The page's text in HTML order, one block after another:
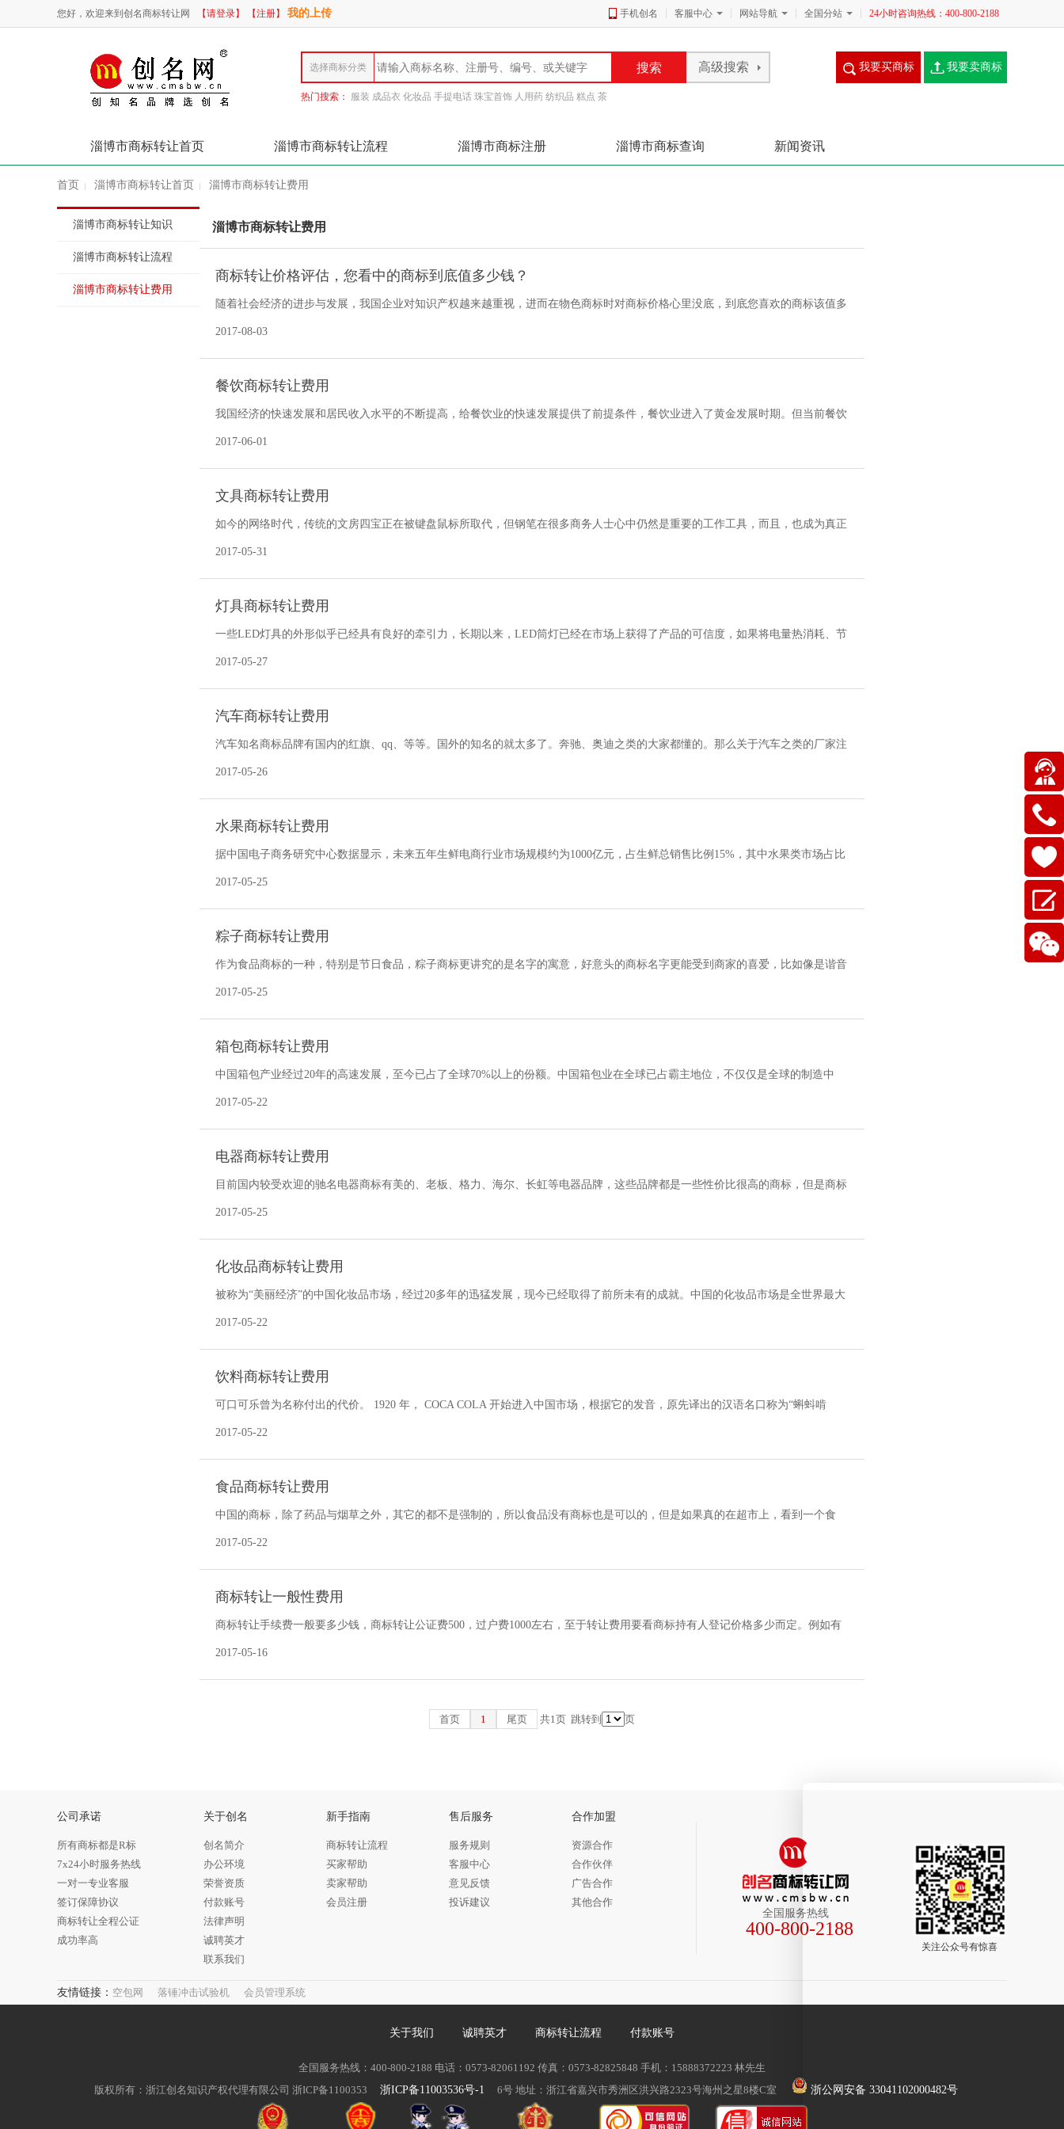
您好，欢迎来到创名商标转让网 【请登录】 【注册】 我的上传 手机创名 客服中心 网站导航 全国分站 24小时咨询热线：400-800-2188
热门搜索： 服装 成品衣 化妆品 手提电话 珠宝首饰 人用药 纺织品 糕点 茶
我要买商标 我要卖商标
淄博市商标转让首页 淄博市商标转让流程 淄博市商标注册 淄博市商标查询 新闻资讯
首页 | 淄博市商标转让首页 | 淄博市商标转让费用
淄博市商标转让知识
淄博市商标转让流程
淄博市商标转让费用
淄博市商标转让费用
商标转让价格评估，您看中的商标到底值多少钱？
随着社会经济的进步与发展，我国企业对知识产权越来越重视，进而在物色商标时对商标价格心里没底，到底您喜欢的商标该值多
2017-08-03
餐饮商标转让费用
我国经济的快速发展和居民收入水平的不断提高，给餐饮业的快速发展提供了前提条件，餐饮业进入了黄金发展时期。但当前餐饮
2017-06-01
文具商标转让费用
如今的网络时代，传统的文房四宝正在被键盘鼠标所取代，但钢笔在很多商务人士心中仍然是重要的工作工具，而且，也成为真正
2017-05-31
灯具商标转让费用
一些LED灯具的外形似乎已经具有良好的牵引力，长期以来，LED筒灯已经在市场上获得了产品的可信度，如果将电量热消耗、节
2017-05-27
汽车商标转让费用
汽车知名商标品牌有国内的红旗、qq、等等。国外的知名的就太多了。奔驰、奥迪之类的大家都懂的。那么关于汽车之类的厂家注
2017-05-26
水果商标转让费用
据中国电子商务研究中心数据显示，未来五年生鲜电商行业市场规模约为1000亿元，占生鲜总销售比例15%，其中水果类市场占比
2017-05-25
粽子商标转让费用
作为食品商标的一种，特别是节日食品，粽子商标更讲究的是名字的寓意，好意头的商标名字更能受到商家的喜爱，比如像是谐音
2017-05-25
箱包商标转让费用
中国箱包产业经过20年的高速发展，至今已占了全球70%以上的份额。中国箱包业在全球已占霸主地位，不仅仅是全球的制造中
2017-05-22
电器商标转让费用
目前国内较受欢迎的驰名电器商标有美的、老板、格力、海尔、长虹等电器品牌，这些品牌都是一些性价比很高的商标，但是商标
2017-05-25
化妆品商标转让费用
被称为“美丽经济”的中国化妆品市场，经过20多年的迅猛发展，现今已经取得了前所未有的成就。中国的化妆品市场是全世界最大
2017-05-22
饮料商标转让费用
可口可乐曾为名称付出的代价。 1920 年， COCA COLA 开始进入中国市场，根据它的发音，原先译出的汉语名口称为“蝌蚪啃
2017-05-22
食品商标转让费用
中国的商标，除了药品与烟草之外，其它的都不是强制的，所以食品没有商标也是可以的，但是如果真的在超市上，看到一个食
2017-05-22
商标转让一般性费用
商标转让手续费一般要多少钱，商标转让公证费500，过户费1000左右，至于转让费用要看商标持有人登记价格多少而定。例如有
2017-05-16
首页 1 尾页 共1页 跳转到 页
公司承诺
所有商标都是R标
7x24小时服务热线
一对一专业客服
签订保障协议
商标转让全程公证
成功率高
关于创名
创名简介
办公环境
荣誉资质
付款账号
法律声明
诚聘英才
联系我们
新手指南
商标转让流程
买家帮助
卖家帮助
会员注册
售后服务
服务规则
客服中心
意见反馈
投诉建议
合作加盟
资源合作
合作伙伴
广告合作
其他合作
全国服务热线
400-800-2188
关注公众号有惊喜
友情链接： 空包网 落锤冲击试验机 会员管理系统
关于我们 诚聘英才 商标转让流程 付款账号
全国服务热线：400-800-2188 电话：0573-82061192 传真：0573-82825848 手机：15888372223 林先生
版权所有：浙江创名知识产权代理有限公司 浙ICP备1100353
浙ICP备11003536号-1 6号 地址：浙江省嘉兴市秀洲区洪兴路2323号海州之星8楼C室 浙公网安备 33041102000482号